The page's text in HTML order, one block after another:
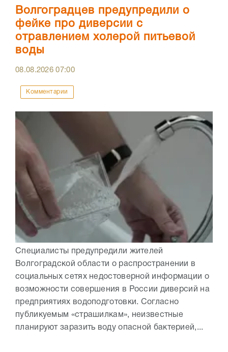
Волгоградцев предупредили о
фейке про диверсии с
отравлением холерой питьевой
воды
08.08.202607:00
Комментарии
Специалисты предупредили жителей
Волгоградской области о распространении в
социальных сетях недостоверной информации о
возможности совершения в России диверсий на
предприятиях водоподготовки. Согласно
публикуемым «страшилкам», неизвестные
планируют заразить воду опасной бактерией,...